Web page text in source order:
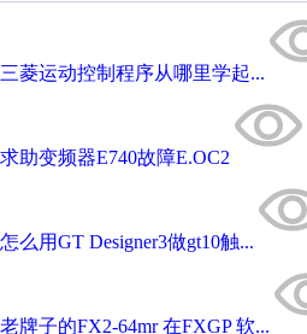
三菱运动控制程序从哪里学起...
求助变频器E740故障E.OC2
怎么用GT Designer3做gt10触...
老牌子的FX2-64mr 在FXGP 软...